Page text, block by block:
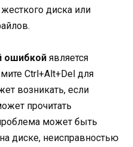
диска или
ошибкой является
Ctrl+Alt+Del для
возникать, если
прочитать
может быть
диске, неисправностью